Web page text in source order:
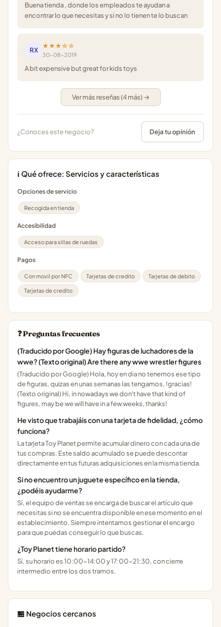
Buena tienda , donde los empleados te ayudan a
encontrar lo que necesitas y si no lo tienen te lo buscan
RX
★★★☆☆
30-08-2019
A bit expensive but great for kids toys
Ver más reseñas (4 más) →
¿Conoces este negocio? Deja tu opinión
ℹ️ Qué ofrece: Servicios y características
Opciones de servicio
Recogida en tienda
Accesibilidad
Acceso para sillas de ruedas
Pagos
Con movil por NFC Tarjetas de credito Tarjetas de debito
Tarjetas de credito
❓ Preguntas frecuentes
(Traducido por Google) Hay figuras de luchadores de la
wwe? (Texto original) Are there any wwe wrestler figures
(Traducido por Google) Hola, hoy en dia no tenemos ese tipo
de figuras, quizas en unas semanas las tengamos, !gracias!
(Texto original) Hi, in nowadays we don't have that kind of
figures, may be we will have in a few weeks, thanks!
He visto que trabajáis con una tarjeta de fidelidad, ¿cómo
funciona?
La tarjeta Toy Planet permite acumular dinero con cada una de
tus compras. Este saldo acumulado se puede descontar
directamente en tus futuras adquisiciones en la misma tienda.
Si no encuentro un juguete específico en la tienda,
¿podéis ayudarme?
Sí, el equipo de ventas se encarga de buscar el artículo que
necesitas si no se encuentra disponible en ese momento en el
establecimiento. Siempre intentamos gestionar el encargo
para que puedas conseguir lo que buscas.
¿Toy Planet tiene horario partido?
Sí, su horario es 10:00-14:00 y 17:00-21:30, con cierre
intermedio entre los dos tramos.
🏪 Negocios cercanos